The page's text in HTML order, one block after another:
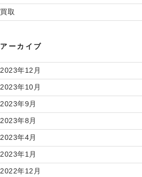
買取
アーカイブ
2023年12月
2023年10月
2023年9月
2023年8月
2023年4月
2023年1月
2022年12月